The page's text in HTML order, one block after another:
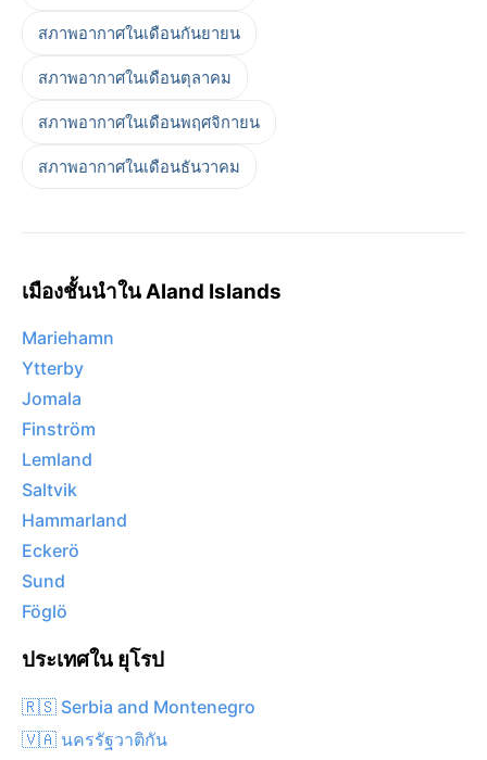
สภาพอากาศในเดือนกันยายน
สภาพอากาศในเดือนตุลาคม
สภาพอากาศในเดือนพฤศจิกายน
สภาพอากาศในเดือนธันวาคม
เมืองชั้นนำใน Aland Islands
Mariehamn
Ytterby
Jomala
Finström
Lemland
Saltvik
Hammarland
Eckerö
Sund
Föglö
ประเทศใน ยุโรป
🇷🇸 Serbia and Montenegro
🇻🇦 นครรัฐวาติกัน